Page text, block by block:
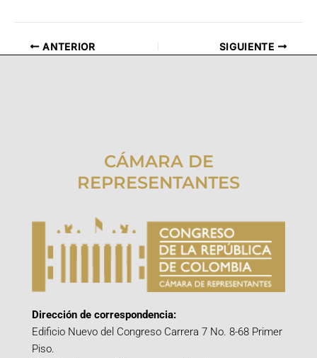
ANTERIOR SIGUIENTE
CÁMARA DE
REPRESENTANTES
Dirección de correspondencia:
Edificio Nuevo del Congreso Carrera 7 No. 8-68 Primer
Piso.